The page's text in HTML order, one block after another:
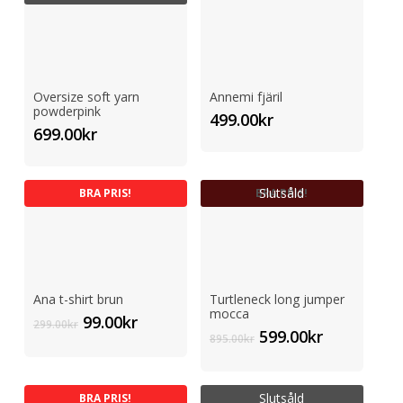
Oversize soft yarn
powderpink
699.00kr
Annemi fjäril
499.00kr
BRA PRIS!
Ana t-shirt brun
299.00kr Det
var:
99.00krDet
nuvarande
är:
BRA PRIS!
Slutsåld
Turtleneck long jumper
mocca
895.00kr Det
var:
599.00krDet
BRA PRIS! Slutsåld